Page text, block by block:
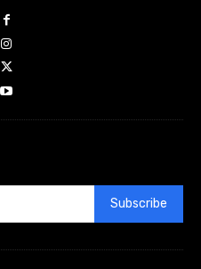
Subscribe